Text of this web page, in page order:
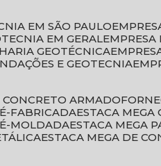
EM SÃO PAULO
EM GERAL
GEOTÉCNICA
E GEOTECNIA
CONCRETO ARMADO
FABRICADA ESTACA MEGA
MOLDADA ESTACA MEGA
ESTACA MEGA DE